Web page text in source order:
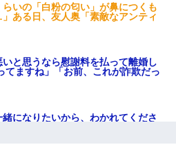
いの「白粉の匂い」が鼻につくも
ある日、友人奥「素敵なアンティ
と思うなら慰謝料を払って離婚し
ますね」「お前、これが詐欺だっ
になりたいから、わかれてくださ